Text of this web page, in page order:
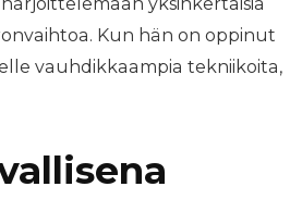
Kun hän on oppinut
vauhdikkaampia tekniikoita,